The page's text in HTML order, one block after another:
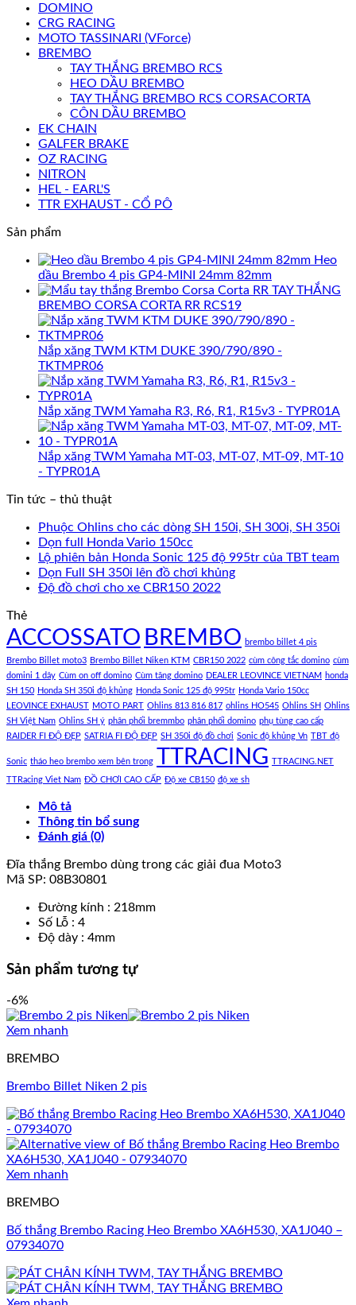
DOMINO
CRG RACING
MOTO TASSINARI (VForce)
BREMBO
TAY THẮNG BREMBO RCS
HEO DẦU BREMBO
TAY THẮNG BREMBO RCS CORSACORTA
CÔN DẦU BREMBO
EK CHAIN
GALFER BRAKE
OZ RACING
NITRON
HEL - EARL'S
TTR EXHAUST - CỔ PÔ
Sản phẩm
Heo
dầu Brembo 4 pis GP4-MINI 24mm 82mm
TAY THẮNG
BREMBO CORSA CORTA RR RCS19
Nắp xăng TWM KTM DUKE 390/790/890 -
TKTMPR06
Nắp xăng TWM Yamaha R3, R6, R1, R15v3 - TYPR01A
Nắp xăng TWM Yamaha MT-03, MT-07, MT-09, MT-10
- TYPR01A
Tin tức – thủ thuật
Phuộc Ohlins cho các dòng SH 150i, SH 300i, SH 350i
Dọn full Honda Vario 150cc
Lộ phiên bản Honda Sonic 125 độ 995tr của TBT team
Dọn Full SH 350i lên đồ chơi khủng
Độ đồ chơi cho xe CBR150 2022
Thẻ
ACCOSSATO BREMBO brembo billet 4 pis
Brembo Billet moto3 Brembo Billet Niken KTM CBR150 2022 cùm công tắc domino cùm
domini 1 dây Cùm on off domino Cùm tăng domino DEALER LEOVINCE VIETNAM honda
SH 150 Honda SH 350i độ khủng Honda Sonic 125 độ 995tr Honda Vario 150cc
LEOVINCE EXHAUST MOTO PART Ohlins 813 816 817 ohlins HO545 Ohlins SH Ohlins
SH Việt Nam Ohlins SH ý phân phối bremmbo phân phối domino phụ tùng cao cấp
RAIDER FI ĐỘ ĐẸP SATRIA FI ĐỘ ĐẸP SH 350i độ đồ chơi Sonic độ khủng Vn TBT độ
Sonic tháo heo brembo xem bên trong TTRACING TTRACING.NET
TTRacing Viet Nam ĐỒ CHƠI CAO CẤP Độ xe CB150 độ xe sh
Mô tả
Thông tin bổ sung
Đánh giá (0)
Đĩa thắng Brembo dùng trong các giải đua Moto3
Mã SP: 08B30801
Đường kính : 218mm
Số Lỗ : 4
Độ dày : 4mm
Sản phẩm tương tự
-6%
Xem nhanh
BREMBO
Brembo Billet Niken 2 pis
Xem nhanh
BREMBO
Bố thắng Brembo Racing Heo Brembo XA6H530, XA1J040 –
07934070